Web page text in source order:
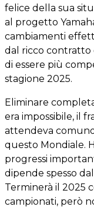
felice della sua
al progetto
cambiamenti
dal ricco contratto
di essere più
stagione 2025.
Eliminare
era impossibile, il
attendeva
questo Mondiale.
progressi
dipende spesso
Terminerà il 2025
campionati, però